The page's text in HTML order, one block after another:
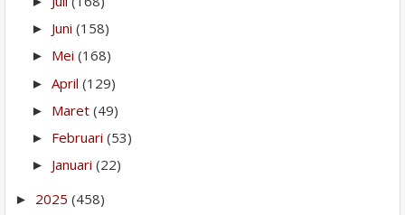
► Juni (158)
► Mei (168)
► April (129)
► Maret (49)
► Februari (53)
► Januari (22)
► 2025 (458)